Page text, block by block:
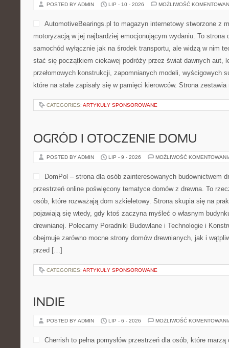
POSTED BY ADMIN LIP - 10 - 2026 MOŻLIWOŚĆ
AutomotiveBearings.pl to magazyn internetowy stworzone z
motoryzacją w jej najbardziej emocjonującym wydaniu. To
samochód wyłącznie jak na środek transportu, ale widzą w nim
stać się początkiem ciekawej podróży przez świat dawnych aut,
przełomowych konstrukcji, zapomnianych modeli, wyścigowych
które na stałe zapisały się w pamięci kierowców. Strona
CATEGORIES: ARTYKUŁY SPONSOROWANE
OGRÓD I OTOCZENIE DOMU
POSTED BY ADMIN LIP - 9 - 2026 MOŻLIWOŚĆ
DomPol – strona dla osób zainteresowanych budownictwem
przestrzeń online poświęcony tematyce domów z drewna. To
osób, które rozważają dom szkieletowy. Strona skupia się na
pojawiają się wtedy, gdy ktoś zaczyna myśleć o własnym
drewnianej. Polecamy Poradniki Budowlane i Technologie i
obejmuje zarówno mocne strony domów drewnianych, jak i
przed […]
CATEGORIES: ARTYKUŁY SPONSOROWANE
INDIE
POSTED BY ADMIN LIP - 6 - 2026 MOŻLIWOŚĆ
Cherrish to pełna pomysłów przestrzeń dla osób, które